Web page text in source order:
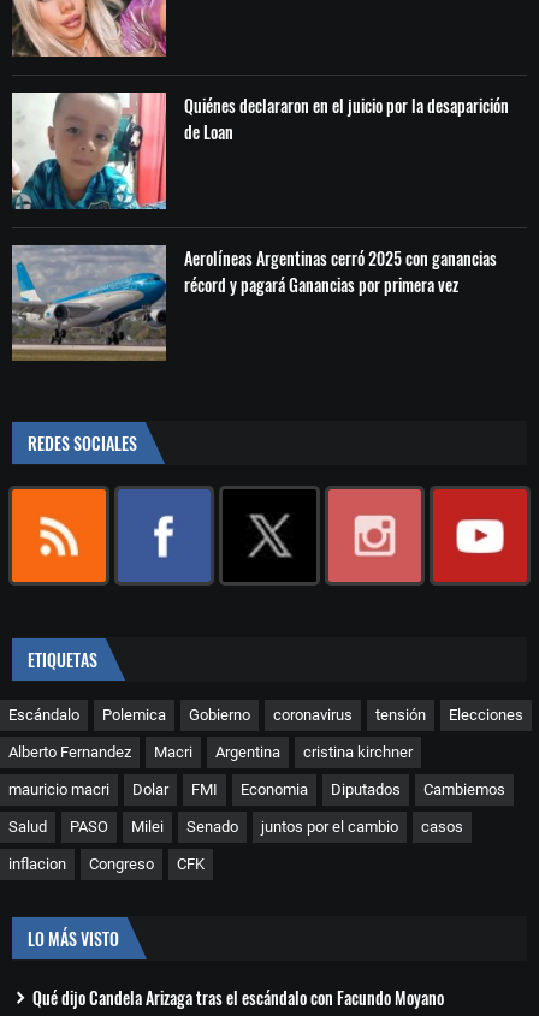
Quiénes declararon en el juicio por la desaparición
de Loan
Aerolíneas Argentinas cerró 2025 con ganancias
récord y pagará Ganancias por primera vez
REDES SOCIALES
ETIQUETAS
Escándalo Polemica Gobierno coronavirus tensión Elecciones
Alberto Fernandez Macri Argentina cristina kirchner
mauricio macri Dolar FMI Economia Diputados Cambiemos
Salud PASO Milei Senado juntos por el cambio casos
inflacion Congreso CFK
LO MÁS VISTO
Qué dijo Candela Arizaga tras el escándalo con Facundo Moyano